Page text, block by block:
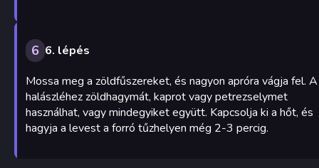
6 6. lépés
Mossa meg a zöldfűszereket, és nagyon apróra vágja fel. A
halászléhez zöldhagymát, kaprot vagy petrezselymet
használhat, vagy mindegyiket együtt. Kapcsolja ki a hőt, és
hagyja a levest a forró tűzhelyen még 2-3 percig.